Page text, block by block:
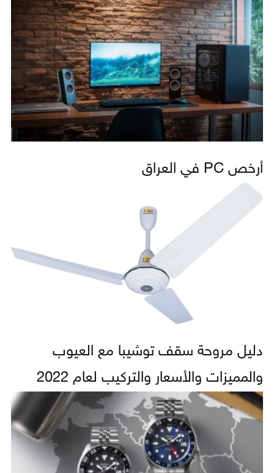
أرخص PC في العراق
دليل مروحة سقف توشيبا مع العيوب
والمميزات والأسعار والتركيب لعام 2022